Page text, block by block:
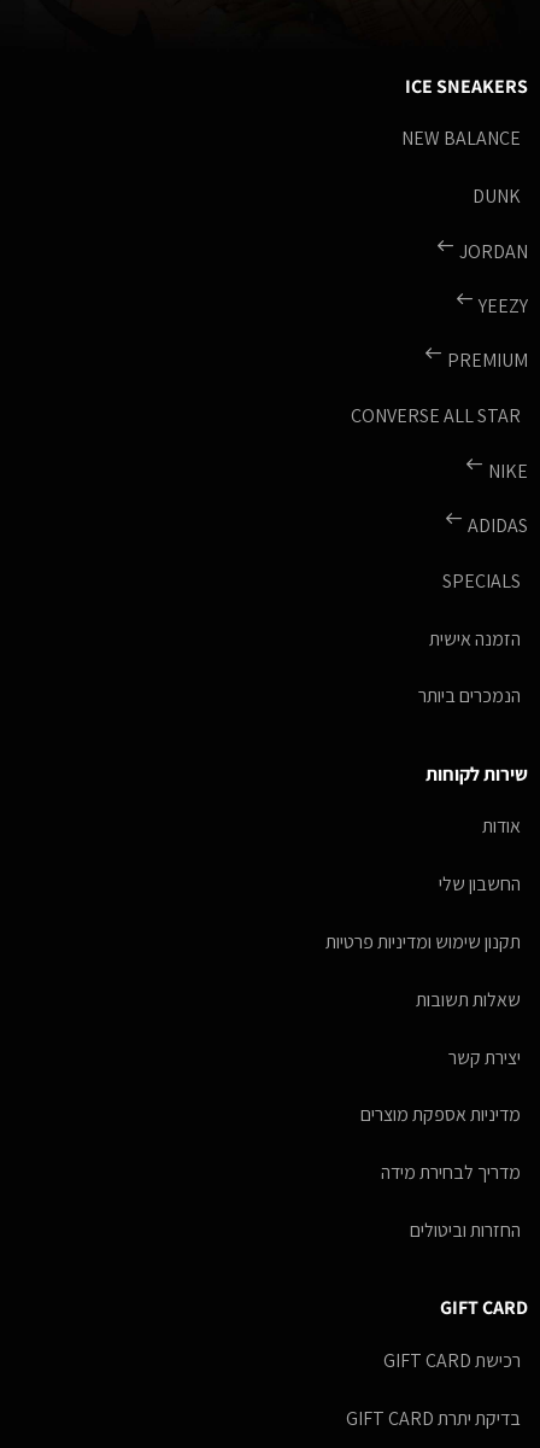
ICE SNEAKERS
NEW BALANCE
DUNK
JORDAN
YEEZY
PREMIUM
CONVERSE ALL STAR
NIKE
ADIDAS
SPECIALS
הזמנה אישית
הנמכרים ביותר
שירות לקוחות
אודות
החשבון שלי
תקנון שימוש ומדיניות פרטיות
שאלות תשובות
יצירת קשר
מדיניות אספקת מוצרים
מדריך לבחירת מידה
החזרות וביטולים
GIFT CARD
רכישת GIFT CARD
בדיקת יתרת GIFT CARD